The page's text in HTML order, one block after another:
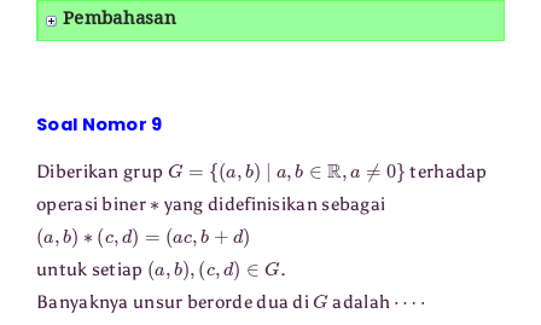
Pembahasan
Soal Nomor 9
Diberikan grup G= a ,b | a, ∈ a≠
terhadap
operasi biner
yang didefinisikan sebagai
( b ) (c d) c +d
untuk setiap ( b ) (c )∈
.
Banyaknya unsur berorde dua di G adalah